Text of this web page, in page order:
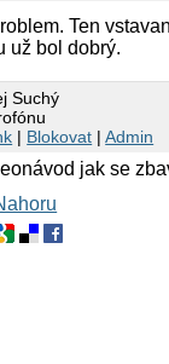
Ten
už bol dobrý.
Suchý
| Blokovat |Admin
jak se